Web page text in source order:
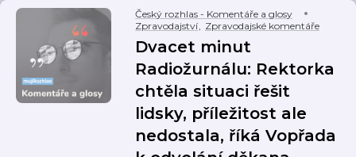
Český rozhlas - Komentáře a glosy
Zpravodajství, Zpravodajské komentáře
Dvacet minut
Radiožurnálu: Rektorka
chtěla situaci řešit
lidsky, příležitost ale
nedostala, říká Vopřada